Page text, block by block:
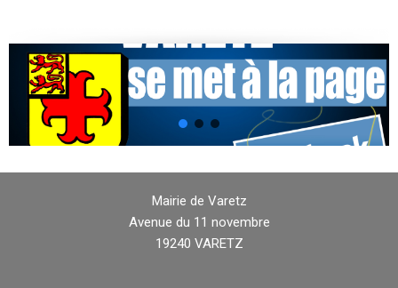
Mairie de Varetz
Avenue du 11 novembre
19240 VARETZ